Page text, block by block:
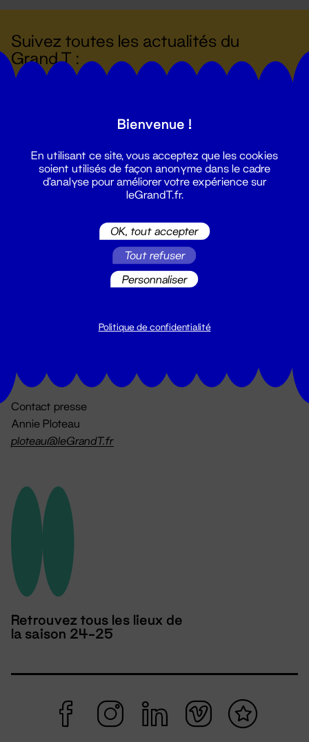
Suivez toutes les actualités du
Grand T :
billetterie@leGrandT.fr
Contact presse
Annie Ploteau
ploteau@leGrandT.fr
Retrouvez tous les lieux de
la saison 24-25
Bienvenue !
En utilisant ce site, vous acceptez que les cookies
soient utilisés de façon anonyme dans le cadre
d'analyse pour améliorer votre expérience sur
leGrandT.fr.
OK, tout accepter
Tout refuser
Personnaliser
Politique de confidentialité